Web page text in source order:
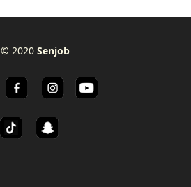
© 2020 Senjob